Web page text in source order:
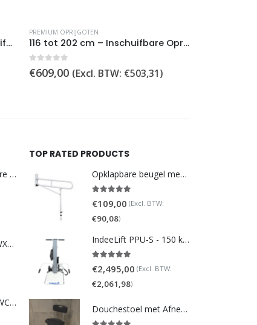
116 tot 288 cm – 3-delig Inschuifbare Oprijgoten
PREMIUM OPRIJGOTEN
116 tot 202 cm – Inschuifbare Oprijgoten
€609,00 (Excl. BTW: €503,31)
DoucheWC Homecare – Pure 500R
TOTO NEOREST® WX1 - incl. remote control
Homecare Douche WC - Comfort plus 991 - Met brilverwarming
TOP RATED PRODUCTS
Opklapbare beugel met steunpoot (verstelbaar)
€109,00 (Excl. BTW:
€90,08)
IndeeLift PPU-S - 150 kg draaggewicht
€2,495,00 (Excl. BTW:
€2,061,98)
Douchestoel met Afneembare Rugleuning ? Verstelbaar Douchekrukje ? Grijs